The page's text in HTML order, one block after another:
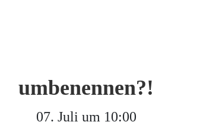
umbenennen?!
07. Juli um 10:00